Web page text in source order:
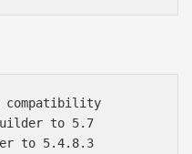
compatibility
Builder to 5.7
to 5.4.8.3